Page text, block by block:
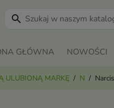
search
GŁÓWNA NOWOŚCI
ULUBIONĄ MARKĘ N